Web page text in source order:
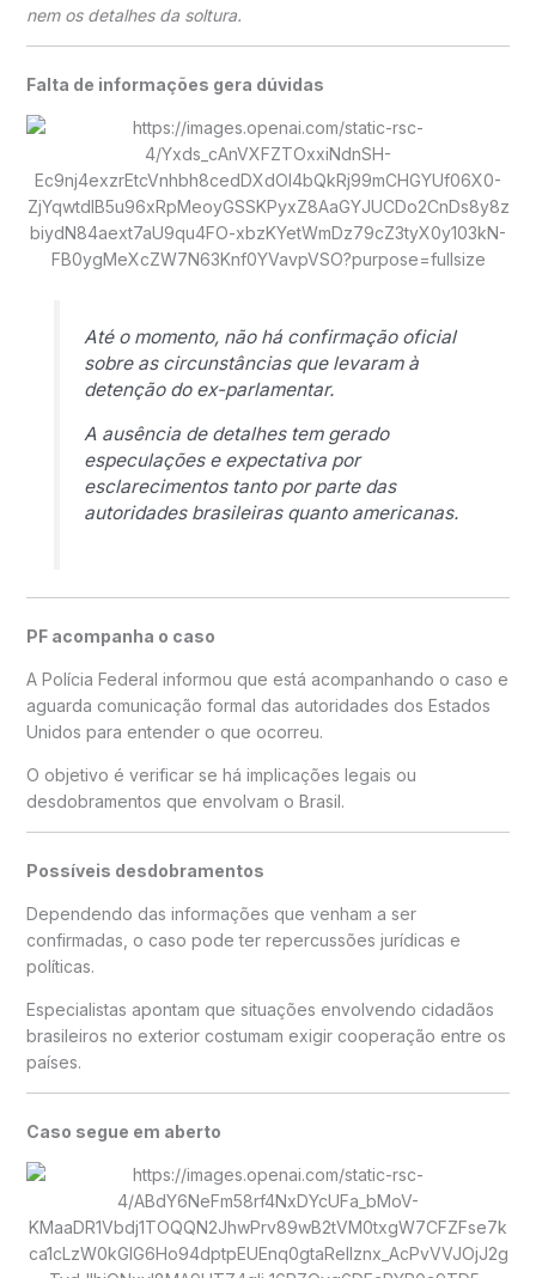
nem os detalhes da soltura.
Falta de informações gera dúvidas
Até o momento, não há confirmação oficial
sobre as circunstâncias que levaram à
detenção do ex-parlamentar.
A ausência de detalhes tem gerado
especulações e expectativa por
esclarecimentos tanto por parte das
autoridades brasileiras quanto americanas.
PF acompanha o caso
A Polícia Federal informou que está acompanhando o caso e
aguarda comunicação formal das autoridades dos Estados
Unidos para entender o que ocorreu.
O objetivo é verificar se há implicações legais ou
desdobramentos que envolvam o Brasil.
Possíveis desdobramentos
Dependendo das informações que venham a ser
confirmadas, o caso pode ter repercussões jurídicas e
políticas.
Especialistas apontam que situações envolvendo cidadãos
brasileiros no exterior costumam exigir cooperação entre os
países.
Caso segue em aberto